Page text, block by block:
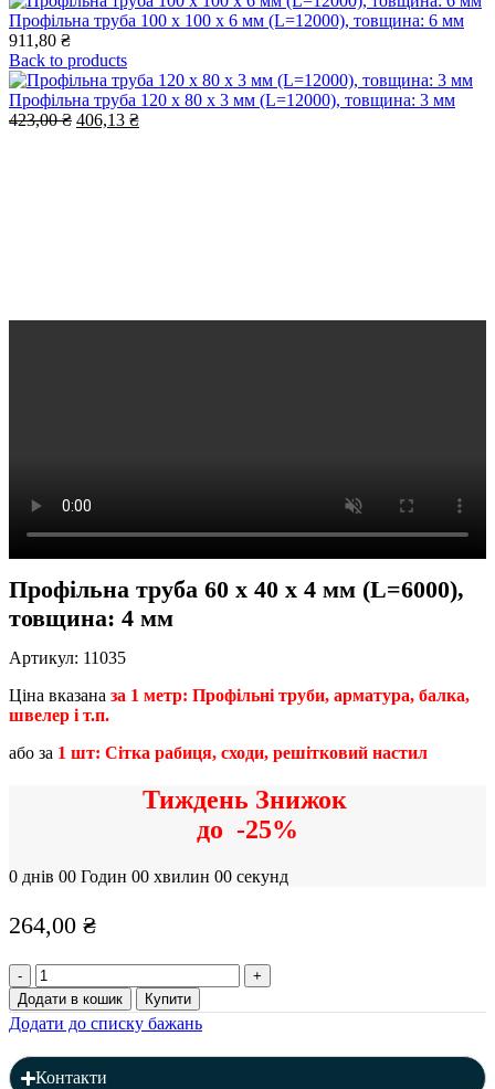
Профільна труба 100 x 100 x 6 мм (L=12000), товщина: 6 мм
911,80 ₴
Back to products
Профільна труба 120 x 80 x 3 мм (L=12000), товщина: 3 мм
423,00₴ Оригінальна
406,13 ₴Поточна
Профільна труба 60 x 40 x 4 мм (L=6000),
товщина: 4 мм
Артикул: 11035
Ціна вказана за 1 метр: Профільні труби, арматура, балка,
швелер і т.п.
або за 1 шт: Сітка рабиця, сходи, решітковий настил
Тиждень Знижок
до -25%
0 днів 00 Годин 00 хвилин 00 секунд
264,00 ₴
Профільна
труба
60
x
40
x
Додати в кошик Купити
Додати до списку бажань
Контакти